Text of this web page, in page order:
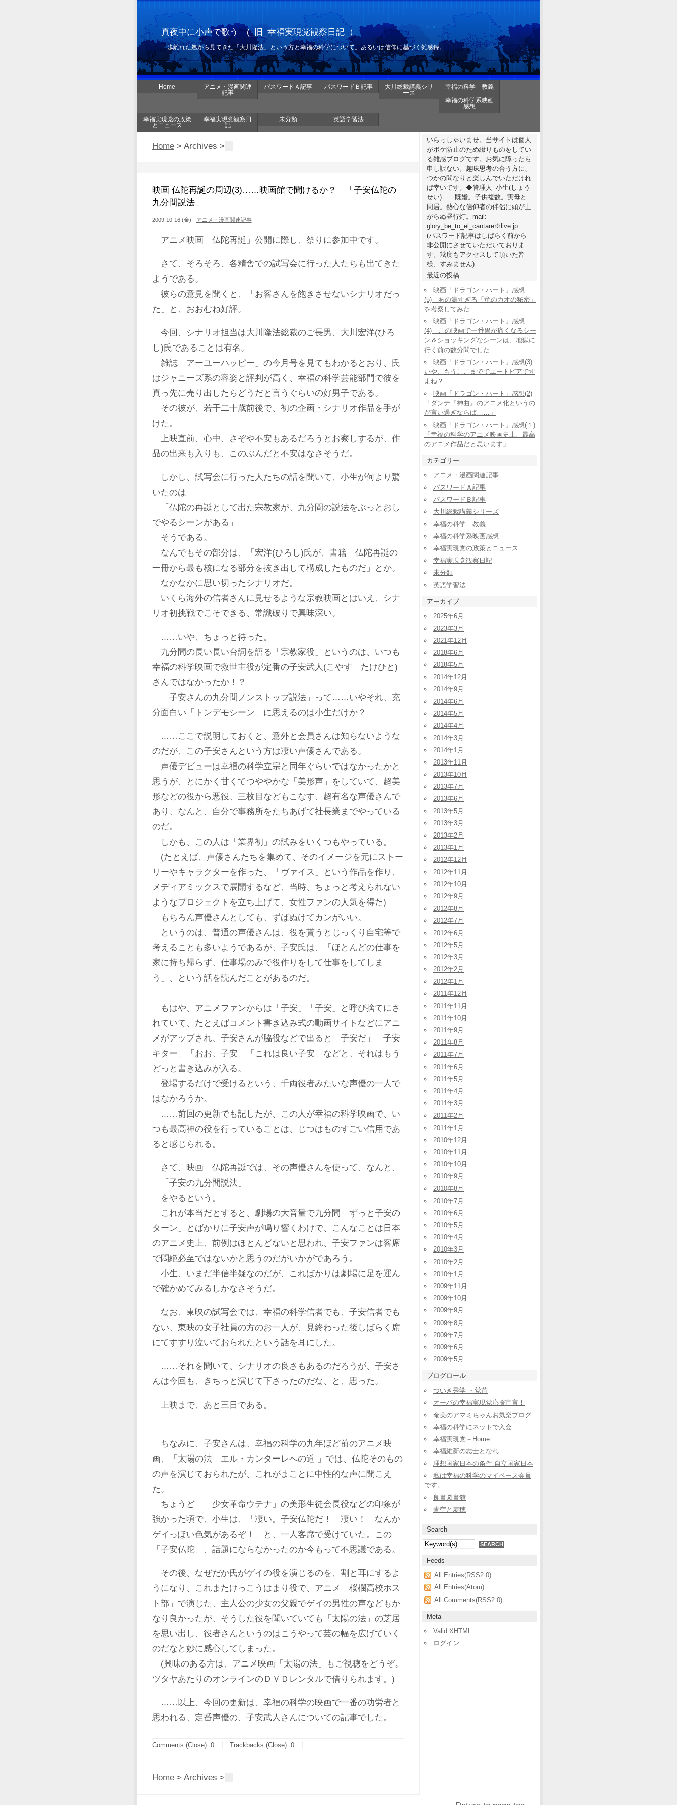
真夜中に小声で歌う (_旧_幸福実現党観察日記_）
一歩離れた処から見てきた「大川隆法」という方と幸福の科学について。あるいは信仰に基づく雑感録。
Home
アニメ・漫画関連
記事
パスワードＡ記事 パスワードＢ記事
大川総裁講義シリ
ーズ
幸福の科学 教義
幸福の科学系映画
感想
幸福実現党の政策
とニュース
幸福実現党観察日
記
未分類 英語学習法
Home > Archives >
映画 仏陀再誕の周辺(3)……映画館で聞けるか？ 「子安仏陀の
九分間説法」
2009-10-16 (金) アニメ・漫画関連記事
アニメ映画「仏陀再誕」公開に際し、祭りに参加中です。
さて、そろそろ、各精舎での試写会に行った人たちも出てきた
ようである。
彼らの意見を聞くと、「お客さんを飽きさせないシナリオだっ
た」と、おおむね好評。
今回、シナリオ担当は大川隆法総裁のご長男、大川宏洋(ひろ
し)氏であることは有名。
雑誌「アーユーハッピー」の今月号を見てもわかるとおり、氏
はジャニーズ系の容姿と評判が高く、幸福の科学芸能部門で彼を
真っ先に売り出したらどうだと言うぐらいの好男子である。
その彼が、若干二十歳前後で、初の企画・シナリオ作品を手が
けた。
上映直前、心中、さぞや不安もあるだろうとお察しするが、作
品の出来も入りも、このぶんだと不安はなさそうだ。
しかし、試写会に行った人たちの話を聞いて、小生が何より驚
いたのは
「仏陀の再誕として出た宗教家が、九分間の説法をぶっとおし
でやるシーンがある」
そうである。
なんでもその部分は、「宏洋(ひろし)氏が、書籍 仏陀再誕の
一冊から最も核になる部分を抜き出して構成したものだ」とか。
なかなかに思い切ったシナリオだ。
いくら海外の信者さんに見せるような宗教映画とはいえ、シナ
リオ初挑戦でこそできる、常識破りで興味深い。
……いや、ちょっと待った。
九分間の長い長い台詞を語る「宗教家役」というのは、いつも
幸福の科学映画で救世主役が定番の子安武人(こやす たけひと)
さんではなかったか！？
「子安さんの九分間ノンストップ説法」って……いやそれ、充
分面白い「トンデモシーン」に思えるのは小生だけか？
……ここで説明しておくと、意外と会員さんは知らないような
のだが、この子安さんという方は凄い声優さんである。
声優デビューは幸福の科学立宗と同年ぐらいではなかったかと
思うが、とにかく甘くてつややかな「美形声」をしていて、超美
形などの役から悪役、三枚目などもこなす、超有名な声優さんで
あり、なんと、自分で事務所をたちあげて社長業までやっている
のだ。
しかも、この人は「業界初」の試みをいくつもやっている。
(たとえば、声優さんたちを集めて、そのイメージを元にストー
リーやキャラクターを作った、「ヴァイス」という作品を作り、
メディアミックスで展開するなど、当時、ちょっと考えられない
ようなブロジェクトを立ち上げて、女性ファンの人気を得た)
もちろん声優さんとしても、ずばぬけてカンがいい。
というのは、普通の声優さんは、役を貰うとじっくり自宅等で
考えることも多いようであるが、子安氏は、「ほとんどの仕事を
家に持ち帰らず、仕事場のみで役作りをして仕事をしてしま
う」、という話を読んだことがあるのだ。
もはや、アニメファンからは「子安」「子安」と呼び捨てにさ
れていて、たとえばコメント書き込み式の動画サイトなどにアニ
メがアップされ、子安さんが脇役などで出ると「子安だ」「子安
キター」「おお、子安」「これは良い子安」などと、それはもう
どっと書き込みが入る。
登場するだけで受けるという、千両役者みたいな声優の一人で
はなかろうか。
……前回の更新でも記したが、この人が幸福の科学映画で、い
つも最高神の役を行っていることは、じつはものすごい信用であ
ると感じられる。
さて、映画 仏陀再誕では、その声優さんを使って、なんと、
「子安の九分間説法」
をやるという。
これが本当だとすると、劇場の大音量で九分間「ずっと子安の
ターン」とばかりに子安声が鳴り響くわけで、こんなことは日本
のアニメ史上、前例はほとんどないと思われ、子安ファンは客席
で悶絶必至ではないかと思うのだがいかがであろう。
小生、いまだ半信半疑なのだが、こればかりは劇場に足を運ん
で確かめてみるしかなさそうだ。
なお、東映の試写会では、幸福の科学信者でも、子安信者でも
ない、東映の女子社員の方のお一人が、見終わった後しばらく席
にてすすり泣いておられたという話を耳にした。
……それを聞いて、シナリオの良さもあるのだろうが、子安さ
んは今回も、きちっと演じて下さったのだな、と、思った。
上映まで、あと三日である。
ちなみに、子安さんは、幸福の科学の九年ほど前のアニメ映
画、「太陽の法 エル・カンターレへの道 」では、仏陀そのもの
の声を演じておられたが、これがまことに中性的な声に聞こえ
た。
ちょうど 「少女革命ウテナ」の美形生徒会長役などの印象が
強かった頃で、小生は、「凄い。子安仏陀だ！ 凄い！ なんか
ゲイっぽい色気があるぞ！」と、一人客席で受けていた。この
「子安仏陀」、話題にならなかったのか今もって不思議である。
その後、なぜだか氏がゲイの役を演じるのを、割と耳にするよ
うになり、これまたけっこうはまり役で、アニメ「桜欄高校ホス
ト部」で演じた、主人公の少女の父親でゲイの男性の声などもか
なり良かったが、そうした役を聞いていても「太陽の法」の芝居
を思い出し、役者さんというのはこうやって芸の幅を広げていく
のだなと妙に感心してしまった。
(興味のある方は、アニメ映画「太陽の法」もご視聴をどうぞ。
ツタヤあたりのオンラインのＤＶＤレンタルで借りられます。)
……以上、今回の更新は、幸福の科学の映画で一番の功労者と
思われる、定番声優の、子安武人さんについての記事でした。
Comments (Close): 0 Trackbacks (Close): 0
Home > Archives >
いらっしゃいませ。当サイトは個人
がボケ防止のため綴りものをしてい
る雑感ブログです。お気に障ったら
申し訳ない。趣味思考の合う方に、
つかの間なりと楽しんでいただけれ
ば幸いです。◆管理人_小生(しょう
せい)……既婚。子供複数。実母と
同居。熱心な信仰者の伴侶に頭が上
がらぬ昼行灯。mail:
glory_be_to_el_cantare※live.jp
(パスワード記事はしばらく前から
非公開にさせていただいておりま
す。幾度もアクセスして頂いた皆
様、すみません)
最近の投稿
映画「ドラゴン・ハート」感想
(5) あの濃すぎる「竜のカオの秘密」
を考察してみた
映画「ドラゴン・ハート」感想
(4) この映画で一番胃が痛くなるシー
ン＆ショッキングなシーンは、地獄に
行く前の数分間でした
映画「ドラゴン・ハート」感想(3)
いや、もうここまででユートピアです
よね？
映画「ドラゴン・ハート」感想(2)
「ダンテ『神曲』のアニメ化というの
が言い過ぎならば……」
映画「ドラゴン・ハート」感想(１)
「幸福の科学のアニメ映画史上、最高
のアニメ作品だと思います」
カテゴリー
アニメ・漫画関連記事
パスワードＡ記事
パスワードＢ記事
大川総裁講義シリーズ
幸福の科学 教義
幸福の科学系映画感想
幸福実現党の政策とニュース
幸福実現党観察日記
未分類
英語学習法
アーカイブ
2025年6月
2023年3月
2021年12月
2018年6月
2018年5月
2014年12月
2014年9月
2014年6月
2014年5月
2014年4月
2014年3月
2014年1月
2013年11月
2013年10月
2013年7月
2013年6月
2013年5月
2013年3月
2013年2月
2013年1月
2012年12月
2012年11月
2012年10月
2012年9月
2012年8月
2012年7月
2012年6月
2012年5月
2012年3月
2012年2月
2012年1月
2011年12月
2011年11月
2011年10月
2011年9月
2011年8月
2011年7月
2011年6月
2011年5月
2011年4月
2011年3月
2011年2月
2011年1月
2010年12月
2010年11月
2010年10月
2010年9月
2010年8月
2010年7月
2010年6月
2010年5月
2010年4月
2010年3月
2010年2月
2010年1月
2009年11月
2009年10月
2009年9月
2009年8月
2009年7月
2009年6月
2009年5月
ブログロール
ついき秀学 ・党首
オーパの幸福実現党応援宣言！
奄美のアマミちゃんお気楽ブログ
幸福の科学にネットで入会
幸福実現党－Home
幸福維新の志士となれ
理想国家日本の条件 自立国家日本
私は幸福の科学のマイペース会員
です。
良書図書館
青空と麦穂
Search
Feeds
All Entries(RSS2.0)
All Entries(Atom)
All Comments(RSS2.0)
Meta
Valid XHTML
ログイン